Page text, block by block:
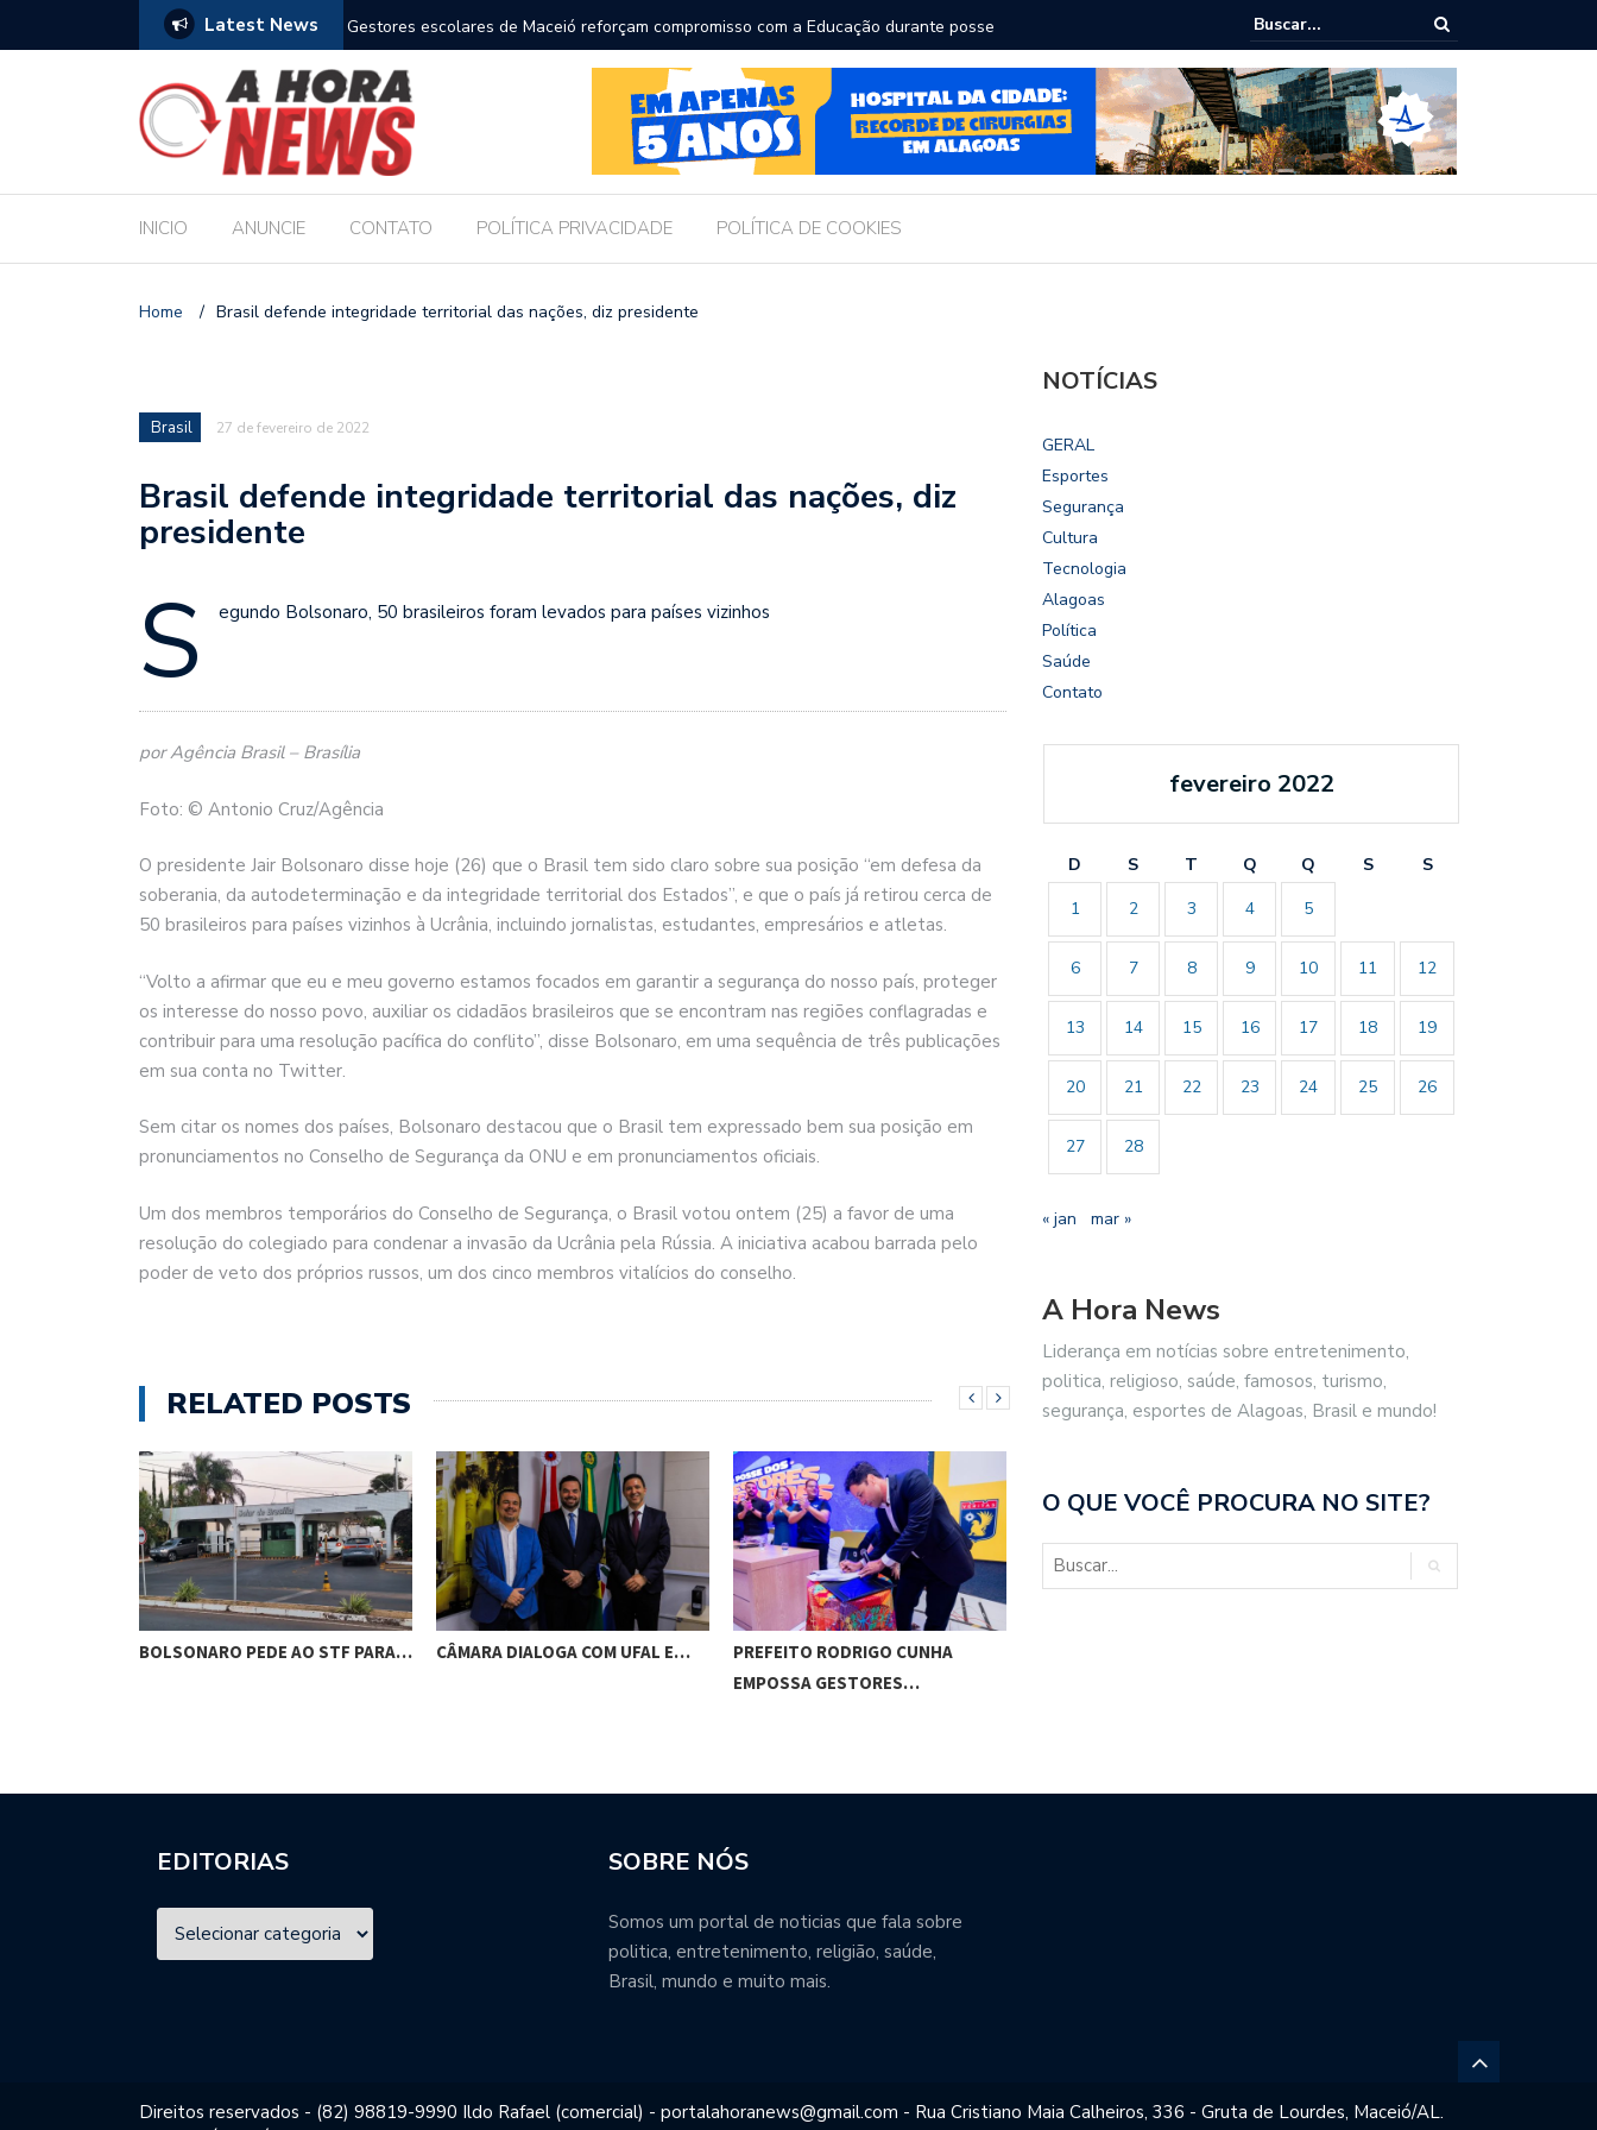
Latest News
com a Educação durante posse Bolsonaro pede ao STF para receber os filhos no Dia dos Pais
Câmara dialoga com UFAL e Faculdade de Coimbra sobre parcerias para
Legislativo
INICIO ANUNCIE CONTATO POLÍTICA PRIVACIDADE POLÍTICA DE COOKIES
Home / Brasil defende integridade territorial das nações, diz presidente
Brasil 27 de fevereiro de 2022
Brasil defende integridade territorial das nações, diz
presidente
S egundo Bolsonaro, 50 brasileiros foram levados para países vizinhos
por Agência Brasil – Brasília
Foto: © Antonio Cruz/Agência
O presidente Jair Bolsonaro disse hoje (26) que o Brasil tem sido claro sobre sua posição “em defesa da
soberania, da autodeterminação e da integridade territorial dos Estados”, e que o país já retirou cerca de
50 brasileiros para países vizinhos à Ucrânia, incluindo jornalistas, estudantes, empresários e atletas.
“Volto a afirmar que eu e meu governo estamos focados em garantir a segurança do nosso país, proteger
os interesse do nosso povo, auxiliar os cidadãos brasileiros que se encontram nas regiões conflagradas e
contribuir para uma resolução pacífica do conflito”, disse Bolsonaro, em uma sequência de três publicações
em sua conta no Twitter.
Sem citar os nomes dos países, Bolsonaro destacou que o Brasil tem expressado bem sua posição em
pronunciamentos no Conselho de Segurança da ONU e em pronunciamentos oficiais.
Um dos membros temporários do Conselho de Segurança, o Brasil votou ontem (25) a favor de uma
resolução do colegiado para condenar a invasão da Ucrânia pela Rússia. A iniciativa acabou barrada pelo
poder de veto dos próprios russos, um dos cinco membros vitalícios do conselho.
RELATED POSTS
BOLSONARO PEDE AO STF PARA… CÂMARA DIALOGA COM UFAL E…
PREFEITO RODRIGO CUNHA
EMPOSSA GESTORES…
NOTÍCIAS
GERAL
Esportes
Segurança
Cultura
Tecnologia
Alagoas
Política
Saúde
Contato
fevereiro 2022
D S T Q Q S
S
1
2 3 4 5
6 7 8 9 10 11 12
13 14 15 16 17 18 19
20 21 22 23 24 25 26
27 28
« jan mar »
A Hora News
Liderança em notícias sobre entretenimento,
politica, religioso, saúde, famosos, turismo,
segurança, esportes de Alagoas, Brasil e mundo!
O QUE VOCÊ PROCURA NO SITE?
EDITORIAS SOBRE NÓS
Somos um portal de noticias que fala sobre
politica, entretenimento, religião, saúde,
Brasil, mundo e muito mais.
Direitos reservados - (82) 98819-9990 Ildo Rafael (comercial) - portalahoranews@gmail.com - Rua Cristiano Maia Calheiros, 336 - Gruta de Lourdes, Maceió/AL.